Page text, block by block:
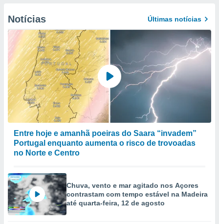
Notícias Últimas notícias
Entre hoje e amanhã poeiras do Saara “invadem”
Portugal enquanto aumenta o risco de trovoadas
no Norte e Centro
Chuva, vento e mar agitado nos Açores
contrastam com tempo estável na Madeira
até quarta-feira, 12 de agosto